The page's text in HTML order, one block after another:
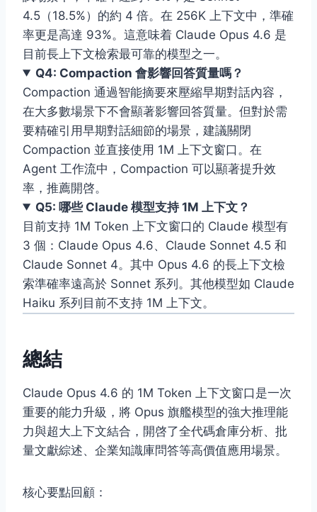
4.5（18.5%）的約 4 倍。在 256K 上下文中，準確
率更是高達 93%。這意味着 Claude Opus 4.6 是
目前長上下文檢索最可靠的模型之一。
Q4: Compaction 會影響回答質量嗎？
Compaction 通過智能摘要來壓縮早期對話內容，
在大多數場景下不會顯著影響回答質量。但對於需
要精確引用早期對話細節的場景，建議關閉
Compaction 並直接使用 1M 上下文窗口。在
Agent 工作流中，Compaction 可以顯著提升效
率，推薦開啓。
Q5: 哪些 Claude 模型支持 1M 上下文？
目前支持 1M Token 上下文窗口的 Claude 模型有
3 個：Claude Opus 4.6、Claude Sonnet 4.5 和
Claude Sonnet 4。其中 Opus 4.6 的長上下文檢
索準確率遠高於 Sonnet 系列。其他模型如 Claude
Haiku 系列目前不支持 1M 上下文。
總結
Claude Opus 4.6 的 1M Token 上下文窗口是一次
重要的能力升級，將 Opus 旗艦模型的強大推理能
力與超大上下文結合，開啓了全代碼倉庫分析、批
量文獻綜述、企業知識庫問答等高價值應用場景。
核心要點回顧：